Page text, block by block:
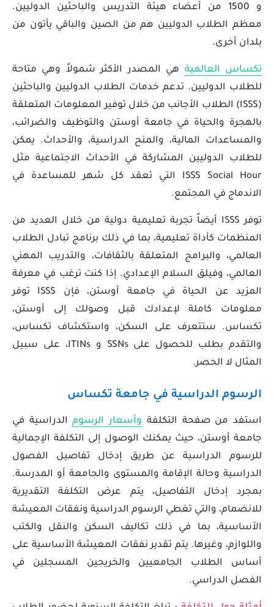
و 1500 من أعضاء هيئة التدريس والباحثين الدوليين.
معظم الطلاب الدوليين هم من الصين والباقي يأتون من
بلدان أخرى.
تكساس العالمية هي المصدر الأكثر شمولاً وهي متاحة
للطلاب الدوليين. تدعم خدمات الطلاب الدوليين والباحثين
(ISSS) الطلاب الأجانب من خلال توفير المعلومات المتعلقة
بالهجرة والحياة في جامعة أوستن والتوظيف والضرائب،
والمساعدات المالية، والمنح الدراسية، والأحداث. يمكن
للطلاب الدوليين المشاركة في الأحداث الاجتماعية مثل
ISSS Social Hour التي تعقد كل شهر للمساعدة في
الاندماج في المجتمع.
توفر ISSS أيضاً تجربة تعليمية دولية من خلال العديد من
المنظمات كأداة تعليمية، بما في ذلك برنامج تبادل الطلاب
العالمي، والبرامج المتعلقة بالثقافات، والتدريب المهني
العالمي، وفيلق السلام الإعدادي. إذا كنت ترغب في معرفة
المزيد عن الحياة في جامعة أوستن، فإن ISSS توفر
معلومات كاملة لإعدادك قبل وصولك إلى أوستن،
تكساس. ستتعرف على السكن، واستكشاف تكساس،
والتقدم بطلب للحصول على SSNs و ITINs، على سبيل
المثال لا الحصر.
الرسوم الدراسية في جامعة تكساس
استفد من صفحة التكلفة وأسعار الرسومالدراسية في
جامعة أوستن، حيث يمكنك الوصول إلى التكلفة الإجمالية
للرسوم الدراسية عن طريق إدخال تفاصيل الفصول
الدراسية وحالة الإقامة والمستوى والجامعة أو المدرسة.
بمجرد إدخال التفاصيل، يتم عرض التكلفة التقديرية
للانضمام، والتي تغطي الرسوم الدراسية ونفقات المعيشة
الأساسية، بما في ذلك تكاليف السكن والنقل والكتب
واللوازم، وغيرها. يتم تقدير نفقات المعيشة الأساسية على
أساس الطلاب الجامعيين والخريجين المسجلين في
الفصل الدراسي.